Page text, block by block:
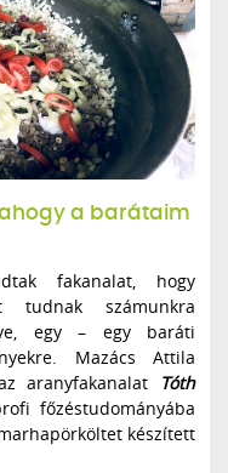
a barátaim
fakanalat, hogy
tudnak számunkra
egy – egy baráti
Mazács Attila
aranyfakanalat
Tóth
főzéstudományába
készített